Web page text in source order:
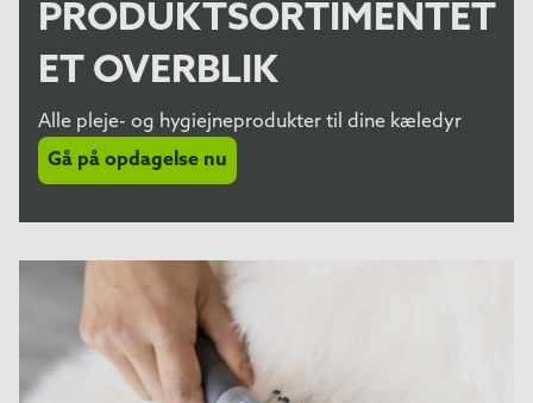
PRODUKTSORTIMENTET
ET OVERBLIK
Alle pleje- og hygiejneprodukter til dine kæledyr
Gå på opdagelse nu